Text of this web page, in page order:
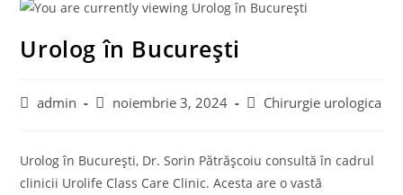
Urolog în București
Postadmin
Postnoiembrie 3, 2024
PostChirurgie urologica
Urolog în București, Dr. Sorin Pătrășcoiu consultă în cadrul
clinicii Urolife Class Care Clinic. Acesta are o vastă